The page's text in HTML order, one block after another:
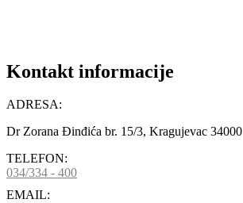
Kontakt informacije
ADRESA:
Dr Zorana Đinđića br. 15/3, Kragujevac 34000
TELEFON:
034/334 - 400
EMAIL: